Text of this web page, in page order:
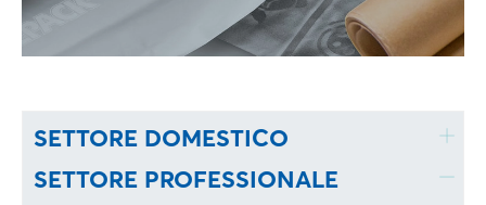
SETTORE DOMESTICO
SETTORE PROFESSIONALE